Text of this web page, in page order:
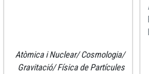
Atòmica i Nuclear Cosmologia
Gravitació Física de Partícules